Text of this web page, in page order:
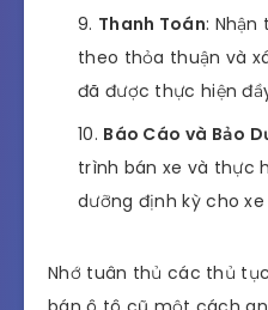
Thanh Toán:
theo thỏa thuận và
đã được thực hiện
Báo Cáo và Bảo
trình bán xe và thực
dưỡng định kỳ cho
Nhớ tuân thủ các thủ